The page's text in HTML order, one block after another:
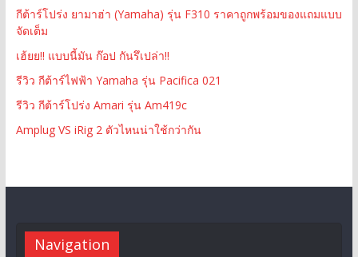
กีต้าร์โปร่ง ยามาฮ่า (Yamaha) รุ่น F310 ราคาถูกพร้อมของแถมแบบ
จัดเต็ม
เฮ้ยย!! แบบนี้มัน ก๊อป กันรึเปล่า!!
รีวิว กีต้าร์ไฟฟ้า Yamaha รุ่น Pacifica 021
รีวิว กีต้าร์โปร่ง Amari รุ่น Am419c
Amplug VS iRig 2 ตัวไหนน่าใช้กว่ากัน
Navigation